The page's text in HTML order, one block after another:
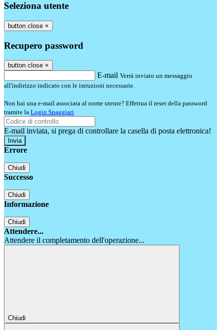
Seleziona utente
button close ×
Recupero password
button close ×
E-mail Verrà inviato un messaggio
all'indirizzo indicato con le istruzioni necessarie.
Non hai una e-mail associata al nome utente? Effettua il reset della password
tramite la Login Spaggiari
E-mail inviata, si prega di controllare la casella di posta elettronica!
Errore
Chiudi
Successo
Chiudi
Informazione
Chiudi
Attendere...
Attendere il completamento dell'operazione...
Chiudi